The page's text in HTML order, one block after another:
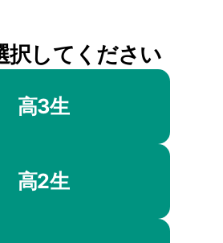
択してください
高3生
高2生